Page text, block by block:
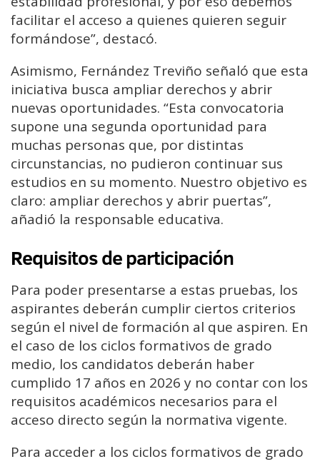
facilitar el acceso a quienes quieren seguir
formándose”, destacó.
Asimismo, Fernández Treviño señaló que esta
iniciativa busca ampliar derechos y abrir
nuevas oportunidades. “Esta convocatoria
supone una segunda oportunidad para
muchas personas que, por distintas
circunstancias, no pudieron continuar sus
estudios en su momento. Nuestro objetivo es
claro: ampliar derechos y abrir puertas”,
añadió la responsable educativa.
Requisitos de participación
Para poder presentarse a estas pruebas, los
aspirantes deberán cumplir ciertos criterios
según el nivel de formación al que aspiren. En
el caso de los ciclos formativos de grado
medio, los candidatos deberán haber
cumplido 17 años en 2026 y no contar con los
requisitos académicos necesarios para el
acceso directo según la normativa vigente.
Para acceder a los ciclos formativos de grado